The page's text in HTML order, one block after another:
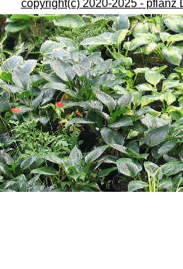
copyright(c) 2020-2025 - pflanz